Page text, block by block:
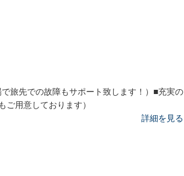
旅先での故障もサポート致します！）■充実の
ご用意しております）
詳細を見る